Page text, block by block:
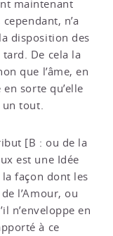
maintenant
n’a
disposition des
De cela la
que l’âme, en
sorte qu’elle
tout.
[B : ou de la
est une Idée
façon dont les
l’Amour, ou
n’enveloppe en
à ce